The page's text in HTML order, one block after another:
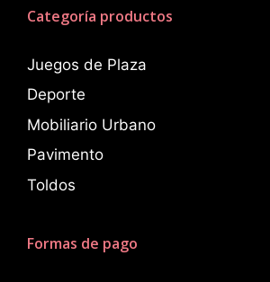
Categoría productos
Juegos de Plaza
Deporte
Mobiliario Urbano
Pavimento
Toldos
Formas de pago